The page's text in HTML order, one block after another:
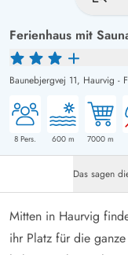
Ferienhaus mit
Baunebjergvej 11, Haurvig -
8 Pers. 600m 7000 m
Das sagen
Mitten in Haurvig
ihr Platz für die